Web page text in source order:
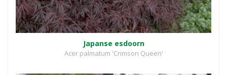
Japanse esdoorn
Acer palmatum 'Crimson Queen'